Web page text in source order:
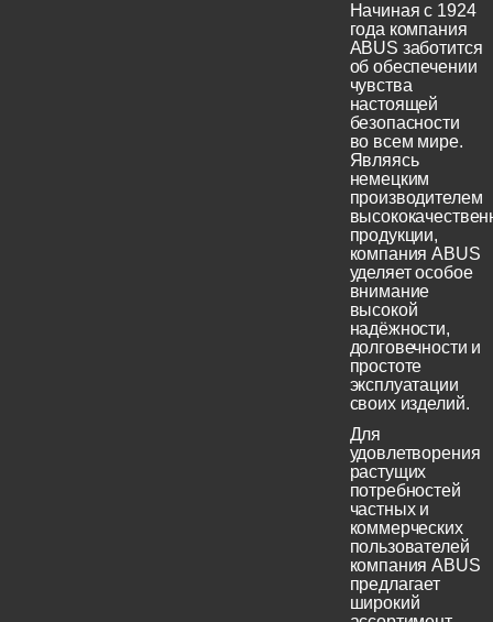
Начиная с 1924
года компания
ABUS заботится
об обеспечении
чувства
настоящей
безопасности
во всем мире.
Являясь
немецким
производителем
продукции,
компания ABUS
уделяет особое
внимание
высокой
надёжности,
долговечности и
простоте
эксплуатации
своих изделий.
Для
удовлетворения
растущих
потребностей
частных и
коммерческих
пользователей
компания ABUS
предлагает
широкий